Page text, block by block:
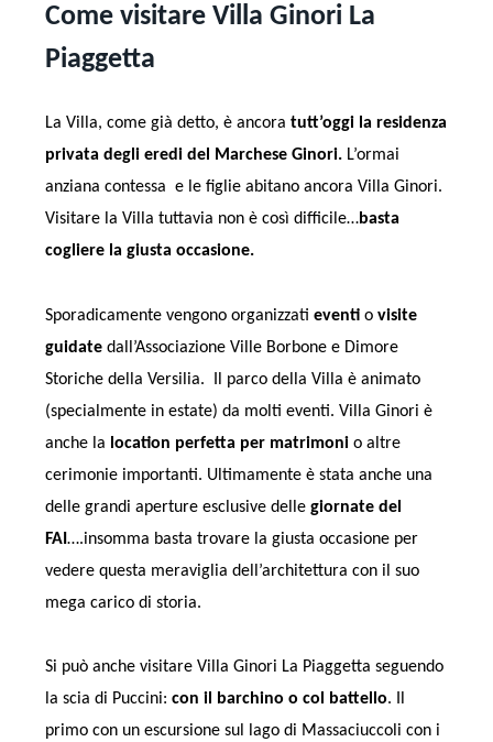
Come visitare Villa Ginori La
Piaggetta
La Villa, come già detto, è ancora tutt’oggi la residenza
privata degli eredi del Marchese Ginori.L’ormai
anziana contessa e le figlie abitano ancora Villa Ginori.
Visitare la Villa tuttavia non è così difficile…basta
cogliere la giusta occasione.
Sporadicamente vengono organizzati eventio visite
guidatedall’Associazione Ville Borbone e Dimore
Storiche della Versilia. Il parco della Villa è animato
(specialmente in estate) da molti eventi. Villa Ginori è
anche la location perfetta per matrimonio altre
cerimonie importanti. Ultimamente è stata anche una
delle grandi aperture esclusive dellegiornate del
FAI ….insomma basta trovare la giusta occasione per
vedere questa meraviglia dell’architettura con il suo
mega carico di storia.
Si può anche visitare Villa Ginori La Piaggetta seguendo
la scia di Puccini: con il barchino o col battello. Il
primo con un escursione sul lago di Massaciuccoli con i